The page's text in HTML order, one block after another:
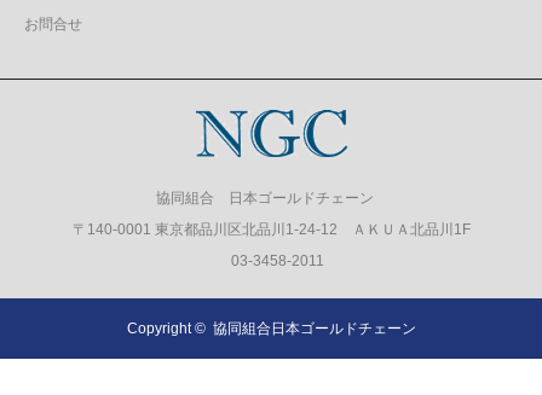
お問合せ
協同組合 日本ゴールドチェーン
〒140-0001 東京都品川区北品川1-24-12 ＡＫＵＡ北品川1F
03-3458-2011
Copyright © 協同組合日本ゴールドチェーン